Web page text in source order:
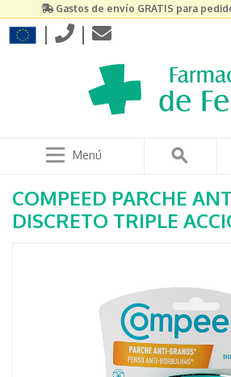
Gastos de envío GRATIS para
| |
Menú
COMPEED PARCHE
DISCRETO TRIPLE